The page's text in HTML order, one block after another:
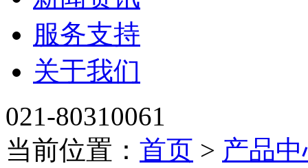
服务支持
关于我们
021-80310061
当前位置： 首页 > 产品